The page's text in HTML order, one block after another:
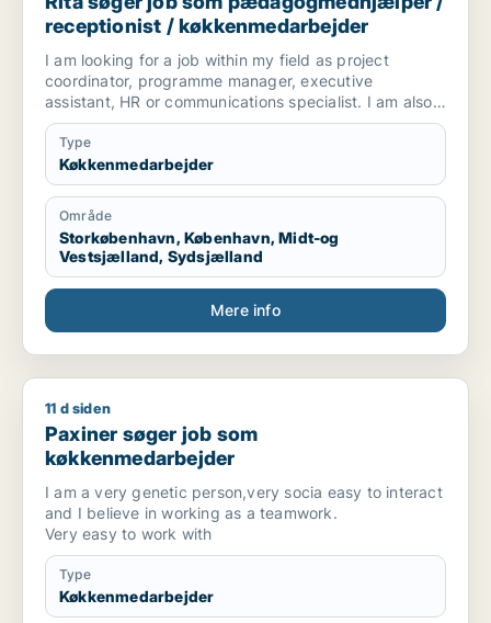
receptionist / køkkenmedarbejder
I am looking for a job within my field as project
coordinator, programme manager, executive
assistant, HR or communications specialist. I am also
available to work in retail, restaurants, kitchen or in
cleaning.
Type
Køkkenmedarbejder
Område
Storkøbenhavn, København, Midt-og
Vestsjælland, Sydsjælland
Mere info
Paxiner søger job som køkkenmedarbejder
11 d siden
Paxiner søger job som
køkkenmedarbejder
I am a very genetic person,very socia easy to interact
and I believe in working as a teamwork.
Very easy to work with
Type
Køkkenmedarbejder